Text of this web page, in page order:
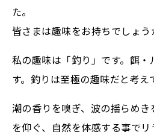
た。
皆さまは趣味をお持ちでしょう
私の趣味は「釣り」です。餌・
す。釣りは至極の趣味だと考え
潮の香りを嗅ぎ、波の揺らめき
を仰ぐ、自然を体感する事で